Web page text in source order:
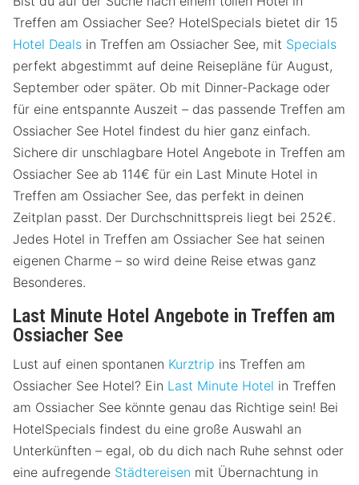
Treffen am Ossiacher See? HotelSpecials bietet dir 15
Hotel Deals in Treffen am Ossiacher See, mit Specials
perfekt abgestimmt auf deine Reisepläne für August,
September oder später. Ob mit Dinner-Package oder
für eine entspannte Auszeit – das passende Treffen am
Ossiacher See Hotel findest du hier ganz einfach.
Sichere dir unschlagbare Hotel Angebote in Treffen am
Ossiacher See ab 114€ für ein Last Minute Hotel in
Treffen am Ossiacher See, das perfekt in deinen
Zeitplan passt. Der Durchschnittspreis liegt bei 252€.
Jedes Hotel in Treffen am Ossiacher See hat seinen
eigenen Charme – so wird deine Reise etwas ganz
Besonderes.
Last Minute Hotel Angebote in Treffen am
Ossiacher See
Lust auf einen spontanen Kurztrip ins Treffen am
Ossiacher See Hotel? Ein Last Minute Hotel in Treffen
am Ossiacher See könnte genau das Richtige sein! Bei
HotelSpecials findest du eine große Auswahl an
Unterkünften – egal, ob du dich nach Ruhe sehnst oder
eine aufregende Städtereisen mit Übernachtung in